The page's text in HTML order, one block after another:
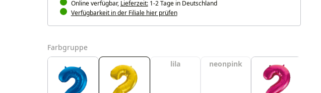
Online verfügbar, Lieferzeit:1-2 Tage in Deutschland
Verfügbarkeit in der Filiale hier prüfen
Farbgruppeauswählen
lila neonpink